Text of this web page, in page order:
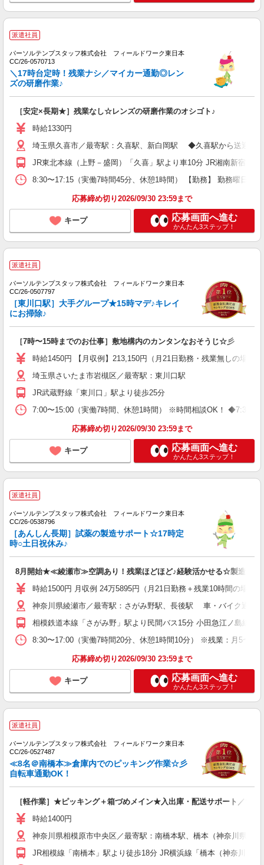
派遣社員
パーソルテンプスタッフ株式会社 フィールドワーク東日本
CC/26-0570713
＼17時台定時！残業ナシ／マイカー通勤◎レン
ズの研磨作業♪
［安定×長期★］残業なし☆レンズの研磨作業のオシゴト♪
時給1330円
埼玉県久喜市／最寄駅：久喜駅、新白岡駅 ◆久喜駅から送迎
JR東北本線（上野－盛岡）「久喜」駅より車10分 JR湘南新宿ラ
8:30〜17:15（実働7時間45分、休憩1時間） 【勤務】 勤務曜日
応募締め切り2026/09/30 23:59まで
キープ 応募画面へ進む
かんたん3ステップ！
派遣社員
パーソルテンプスタッフ株式会社 フィールドワーク東日本
CC/26-0507797
［東川口駅］大手グループ★15時マデ♪キレイ
にお掃除♪
［7時〜15時までのお仕事］敷地構内のカンタンなおそうじ☆彡
時給1450円 【月収例】213,150円（月21日勤務・残業無しの場合）
埼玉県さいたま市岩槻区／最寄駅：東川口駅
JR武蔵野線「東川口」駅より徒歩25分
7:00〜15:00（実働7時間、休憩1時間） ※時間相談OK！ ◆7:30開
応募締め切り2026/09/30 23:59まで
キープ 応募画面へ進む
かんたん3ステップ！
派遣社員
パーソルテンプスタッフ株式会社 フィールドワーク東日本
CC/26-0538796
［あんしん長期］試薬の製造サポート☆17時定
時○土日祝休み♪
8月開始★≪綾瀬市≫空調あり！残業ほどほど♪経験活かせる☆製造サポ
時給1500円 月収例 24万5895円（月21日勤務＋残業10時間の場合）
神奈川県綾瀬市／最寄駅：さがみ野駅、長後駅 車・バイク通
相模鉄道本線「さがみ野」駅より民間バス15分 小田急江ノ島線「
8:30〜17:00（実働7時間20分、休憩1時間10分） ※残業：月5〜
応募締め切り2026/09/30 23:59まで
キープ 応募画面へ進む
かんたん3ステップ！
派遣社員
パーソルテンプスタッフ株式会社 フィールドワーク東日本
CC/26-0527487
≪8名＠南橋本≫倉庫内でのピッキング作業☆彡
自転車通勤OK！
［軽作業］★ピッキング＋箱づめメイン★入出庫・配送サポート／電話
時給1400円
神奈川県相模原市中央区／最寄駅：南橋本駅、橋本（神奈川県）
JR相模線「南橋本」駅より徒歩18分 JR横浜線「橋本（神奈川県）